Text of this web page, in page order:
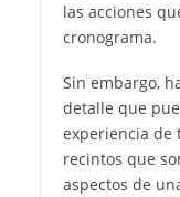
las acciones
cronograma.
Sin embargo,
detalle que
experiencia de
recintos que
aspectos de